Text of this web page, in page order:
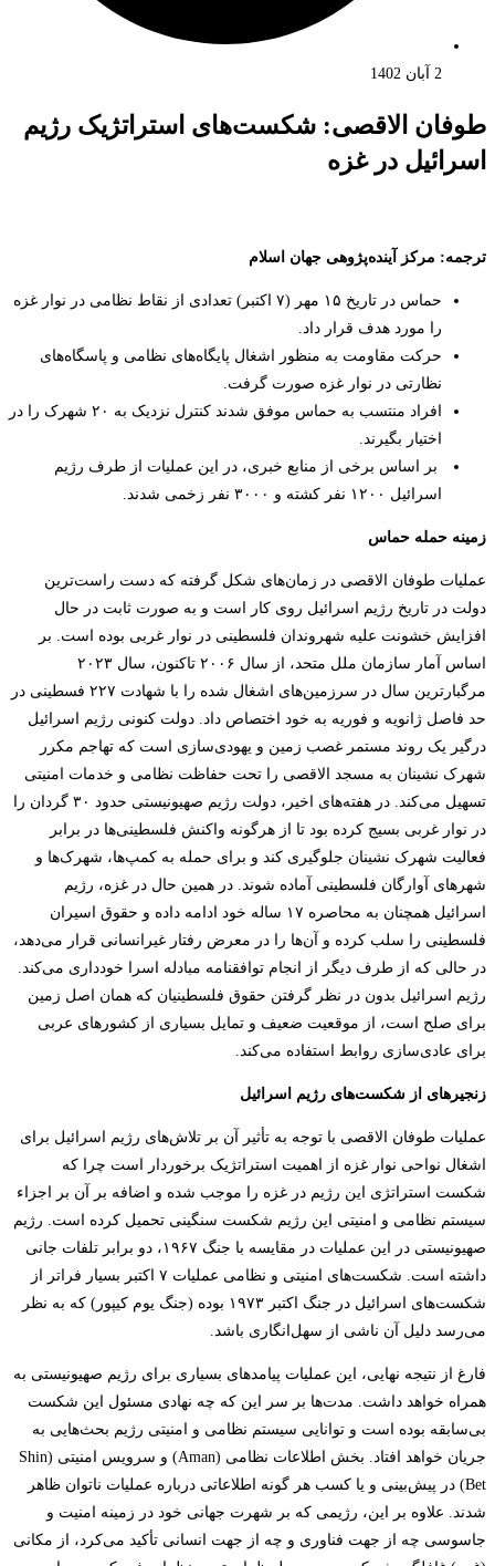
2 آبان 1402
طوفان الاقصی: شکست‌­های استراتژیک رژیم
اسرائیل در غزه
ترجمه: مرکز آینده‌پژوهی جهان اسلام
حماس در تاریخ ۱۵ مهر (۷ اکتبر) تعدادی از نقاط نظامی در نوار غزه
را مورد هدف قرار داد.
حرکت مقاومت به منظور اشغال پایگاه­‌های نظامی و پاسگاه­‌های
نظارتی در نوار غزه صورت گرفت.
افراد منتسب به حماس موفق شدند کنترل نزدیک به ۲۰ شهرک را در
اختیار بگیرند.
بر اساس برخی از منابع خبری، در این عملیات از طرف رژیم
اسرائیل ۱۲۰۰ نفر کشته و ۳۰۰۰ نفر زخمی شدند.
زمینه حمله حماس
عملیات طوفان الاقصی در زمان‌ه­ای شکل گرفته که دست راست­‌ترین
دولت در تاریخ رژیم اسرائیل روی کار است و به صورت ثابت در حال
افزایش خشونت علیه شهروندان فلسطینی در نوار غربی بوده است. بر
اساس آمار سازمان ملل متحد، از سال ۲۰۰۶ تاکنون، سال ۲۰۲۳
مرگبارترین سال در سرزمین­‌های اشغال شده را با شهادت ۲۲۷ فسطینی در
حد فاصل ژانویه و فوریه به خود اختصاص داد. دولت کنونی رژیم اسرائیل
درگیر یک روند مستمر غصب زمین و یهودی‌سازی است که تهاجم مکرر
شهرک نشینان به مسجد الاقصی را تحت حفاظت نظامی و خدمات امنیتی
تسهیل می­‌کند. در هفته­‌های اخیر، دولت رژیم صهیونیستی حدود ۳۰ گردان را
در نوار غربی بسیج کرده بود تا از هرگونه واکنش فلسطینی‌­ها در برابر
فعالیت شهرک نشینان جلوگیری کند و برای حمله به کمپ­‌ها، شهرک­‌ها و
شهرهای آوارگان فلسطینی آماده شوند. در همین حال در غزه، رژیم
اسرائیل همچنان به محاصره ۱۷ ساله خود ادامه داده و حقوق اسیران
فلسطینی را سلب کرده و آن­‌ها را در معرض رفتار غیرانسانی قرار می­‌دهد،
در حالی که از طرف دیگر از انجام توافقنامه مبادله اسرا خودداری می­‌کند.
رژیم اسرائیل بدون در نظر گرفتن حقوق فلسطینیان که همان اصل زمین
برای صلح است، از موقعیت ضعیف و تمایل بسیاری از کشورهای عربی
برای عادی­‌سازی روابط استفاده می­‌کند.
زنجیره­ای از شکست­‌های رژیم اسرائیل
عملیات طوفان الاقصی با توجه به تأثیر آن بر تلاش­‌های رژیم اسرائیل برای
اشغال نواحی نوار غزه از اهمیت استراتژیک برخوردار است چرا که
شکست استراتژی این رژیم در غزه را موجب شده و اضافه بر آن بر اجزاء
سیستم نظامی و امنیتی این رژیم شکست سنگینی تحمیل کرده است. رژیم
صهیونیستی در این عملیات در مقایسه با جنگ ۱۹۶۷، دو برابر تلفات جانی
داشته است. شکست‌های امنیتی و نظامی عملیات ۷ اکتبر بسیار فراتر از
شکست‌های اسرائیل در جنگ اکتبر ۱۹۷۳ بوده (جنگ یوم کیپور) که به نظر
می­‌رسد دلیل آن ناشی از سهل‌انگاری باشد.
فارغ از نتیجه نهایی، این عملیات پیامدهای بسیاری برای رژیم صهیونیستی به
همراه خواهد داشت. مدت­‌ها بر سر این که چه نهادی مسئول این شکست
بی‌­سابقه بوده است و توانایی سیستم نظامی و امنیتی رژیم بحث‌هایی به
جریان خواهد افتاد. بخش اطلاعات نظامی (Aman) و سرویس امنیتی (Shin
Bet) در پیش‌بینی و یا کسب هر گونه اطلاعاتی درباره عملیات ناتوان ظاهر
شدند. علاوه بر این، رژیمی که بر شهرت جهانی خود در زمینه امنیت و
جاسوسی چه از جهت فناوری و چه از جهت انسانی تأکید می‌­کرد، از مکانی